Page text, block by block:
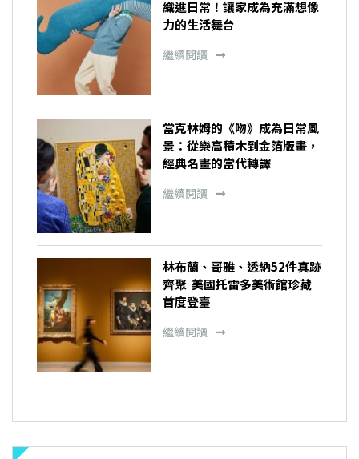
織進日常！讓家成為充滿想像
力的生活舞台
繼續閱讀
當克林姆的《吻》成為日常風
景：從樂高積木到金箔版畫，
經典名畫的當代轉譯
繼續閱讀
林布蘭、哥雅、透納52件真跡
齊聚 美國托雷多美術館珍藏
首度登臺
繼續閱讀